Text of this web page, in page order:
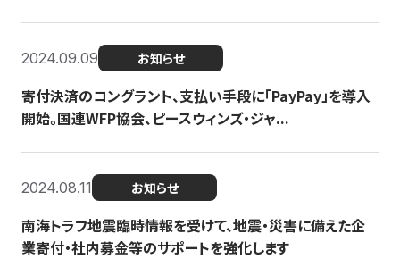
2024.09.09 お知らせ
寄付決済のコングラント、支払い手段に「PayPay」を導入
開始。国連WFP協会、ピースウィンズ・ジャ...
2024.08.11 お知らせ
南海トラフ地震臨時情報を受けて、地震・災害に備えた企
業寄付・社内募金等のサポートを強化します